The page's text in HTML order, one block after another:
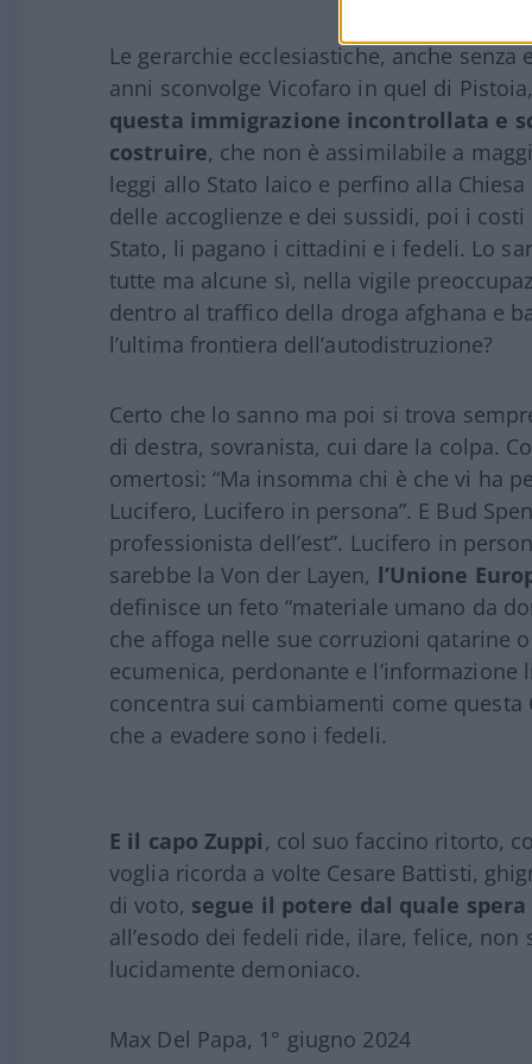
Le gerarchie ecclesiastiche, anche senza
anni sconvolge Vicofaro in quel di
questa immigrazione incontrollata e
costruire, che non è assimilabile a
leggi allo Stato laico e perfino alla
delle accoglienze e dei sussidi, poi i
Stato, li pagano i cittadini e i fedeli. Lo
tutte ma alcune sì, nella vigile
dentro al traffico della droga afghana e
l’ultima frontiera dell’autodistruzione?
Certo che lo sanno ma poi si trova
di destra, sovranista, cui dare la colpa.
omertosi: “Ma insomma chi è che vi ha
Lucifero, Lucifero in persona”. E Bud
professionista dell’est”. Lucifero in
sarebbe la Von der Layen, l’Unione
definisce un feto “materiale umano da
che affoga nelle sue corruzioni qatarine
ecumenica, perdonante e
concentra sui cambiamenti come questa
che a evadere sono i fedeli.
E il capo Zuppi, col suo faccino ritorto,
voglia ricorda a volte Cesare Battisti,
di voto, segue il potere dal quale
all’esodo dei fedeli ride, ilare, felice,
lucidamente demoniaco.
Max Del Papa, 1° giugno 2024